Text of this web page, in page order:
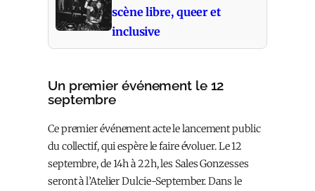
scène libre, queer et
inclusive
Un premier événement le 12
septembre
Ce premier événement acte le lancement public
du collectif, qui espère le faire évoluer. Le 12
septembre, de 14h à 22h, les Sales Gonzesses
seront à l’Atelier Dulcie-September. Dans le